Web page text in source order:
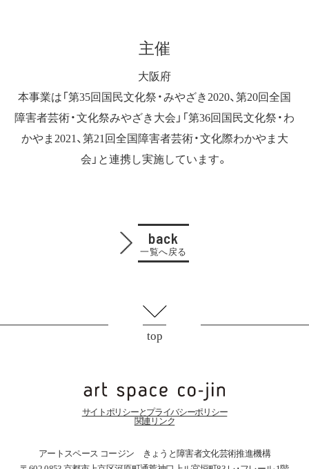
主催
大阪府
本事業は「第35回国民文化祭・みやざき2020、第20回全国
障害者芸術・文化祭みやざき大会」「第36回国民文化祭・わ
かやま2021、第21回全国障害者芸術・文化際わかやま大
会」と連携し実施しています。
back
一覧へ戻る
top
サイトポリシーとプライバシーポリシー
関連リンク
アートスペース コージン きょうと障害者文化芸術推進機構